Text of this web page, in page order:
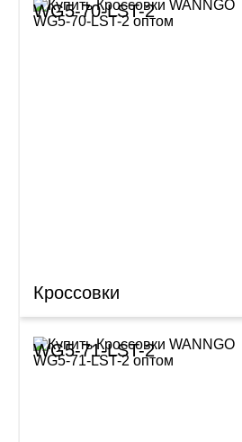
WG5-70-LST-2
Кроссовки
WG5-71-LST-2